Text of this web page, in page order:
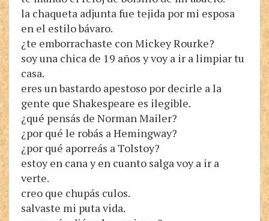
la chaqueta adjunta fue tejida por mi esposa
en el estilo bávaro.
¿te emborrachaste con Mickey Rourke?
soy una chica de 19 años y voy a ir a limpiar tu
casa.
eres un bastardo apestoso por decirle a la
gente que Shakespeare es ilegible.
¿qué pensás de Norman Mailer?
¿por qué le robás a Hemingway?
¿por qué aporreás a Tolstoy?
estoy en cana y en cuanto salga voy a ir a
verte.
creo que chupás culos.
salvaste mi puta vida.